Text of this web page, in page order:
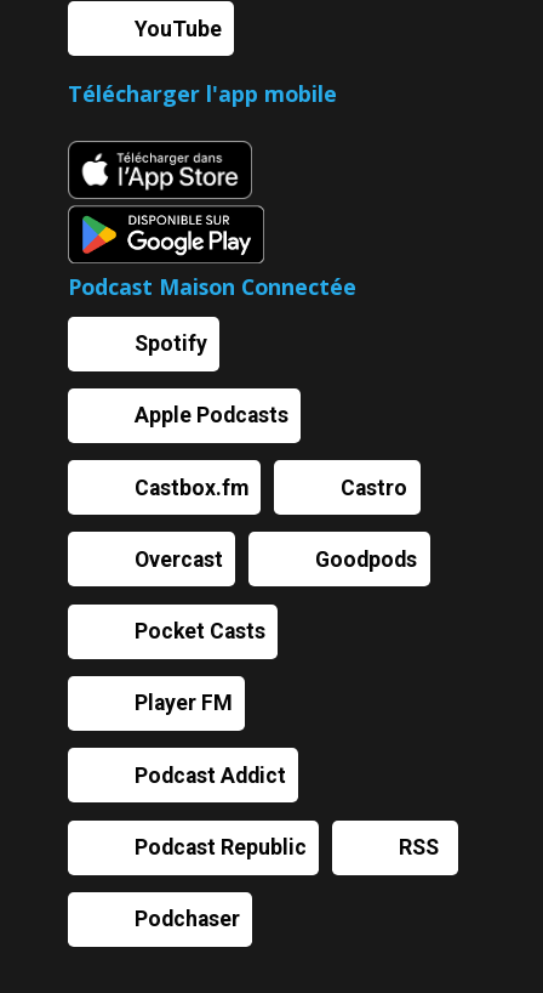
YouTube
Télécharger l'app mobile
Podcast Maison Connectée
Spotify
Apple Podcasts
Castbox.fm Castro
Overcast Goodpods
Pocket Casts
Player FM
Podcast Addict
Podcast Republic RSS
Podchaser